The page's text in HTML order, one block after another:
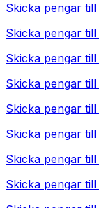
Skicka pengar till
Skicka pengar till
Skicka pengar till
Skicka pengar till
Skicka pengar till
Skicka pengar till
Skicka pengar till
Skicka pengar till